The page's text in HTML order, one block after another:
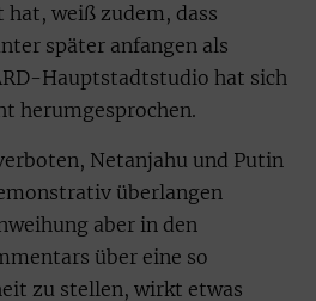
weiß zudem, dass
später anfangen als
Hauptstadtstudio hat sich
herumgesprochen.
Netanjahu und Putin
überlangen
aber in den
über eine so
zu stellen, wirkt etwas